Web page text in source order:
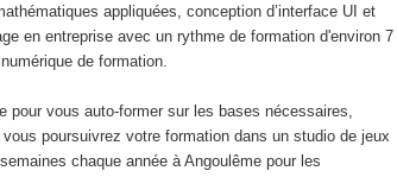
appliquées, conception d’interface UI et
en entreprise avec un rythme de formation d'environ 7
de formation.
pour vous auto-former sur les bases nécessaires,
poursuivrez votre formation dans un studio de jeux
chaque année à Angoulême pour les